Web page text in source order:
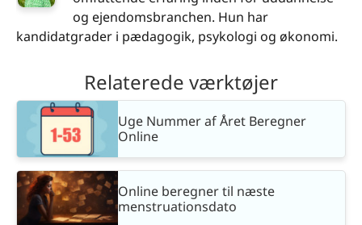
og ejendomsbranchen. Hun har
kandidatgrader i pædagogik, psykologi og økonomi.
Relaterede værktøjer
Uge Nummer af Året Beregner
Online
Online beregner til næste
menstruationsdato